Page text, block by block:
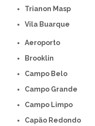
Trianon Masp
Vila Buarque
Aeroporto
Brooklin
Campo Belo
Campo Grande
Campo Limpo
Capão Redondo